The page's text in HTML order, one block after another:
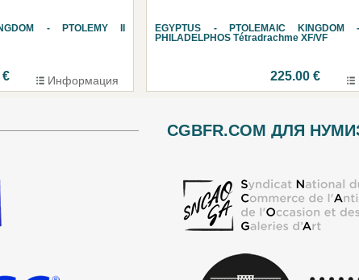
- PTOLEMY II
€ Информация
EGYPTUS - PTOLEMAIC
PHILADELPHOS Tétradrachme XF/VF
225.00 €
CGBFR.COM ДЛЯ